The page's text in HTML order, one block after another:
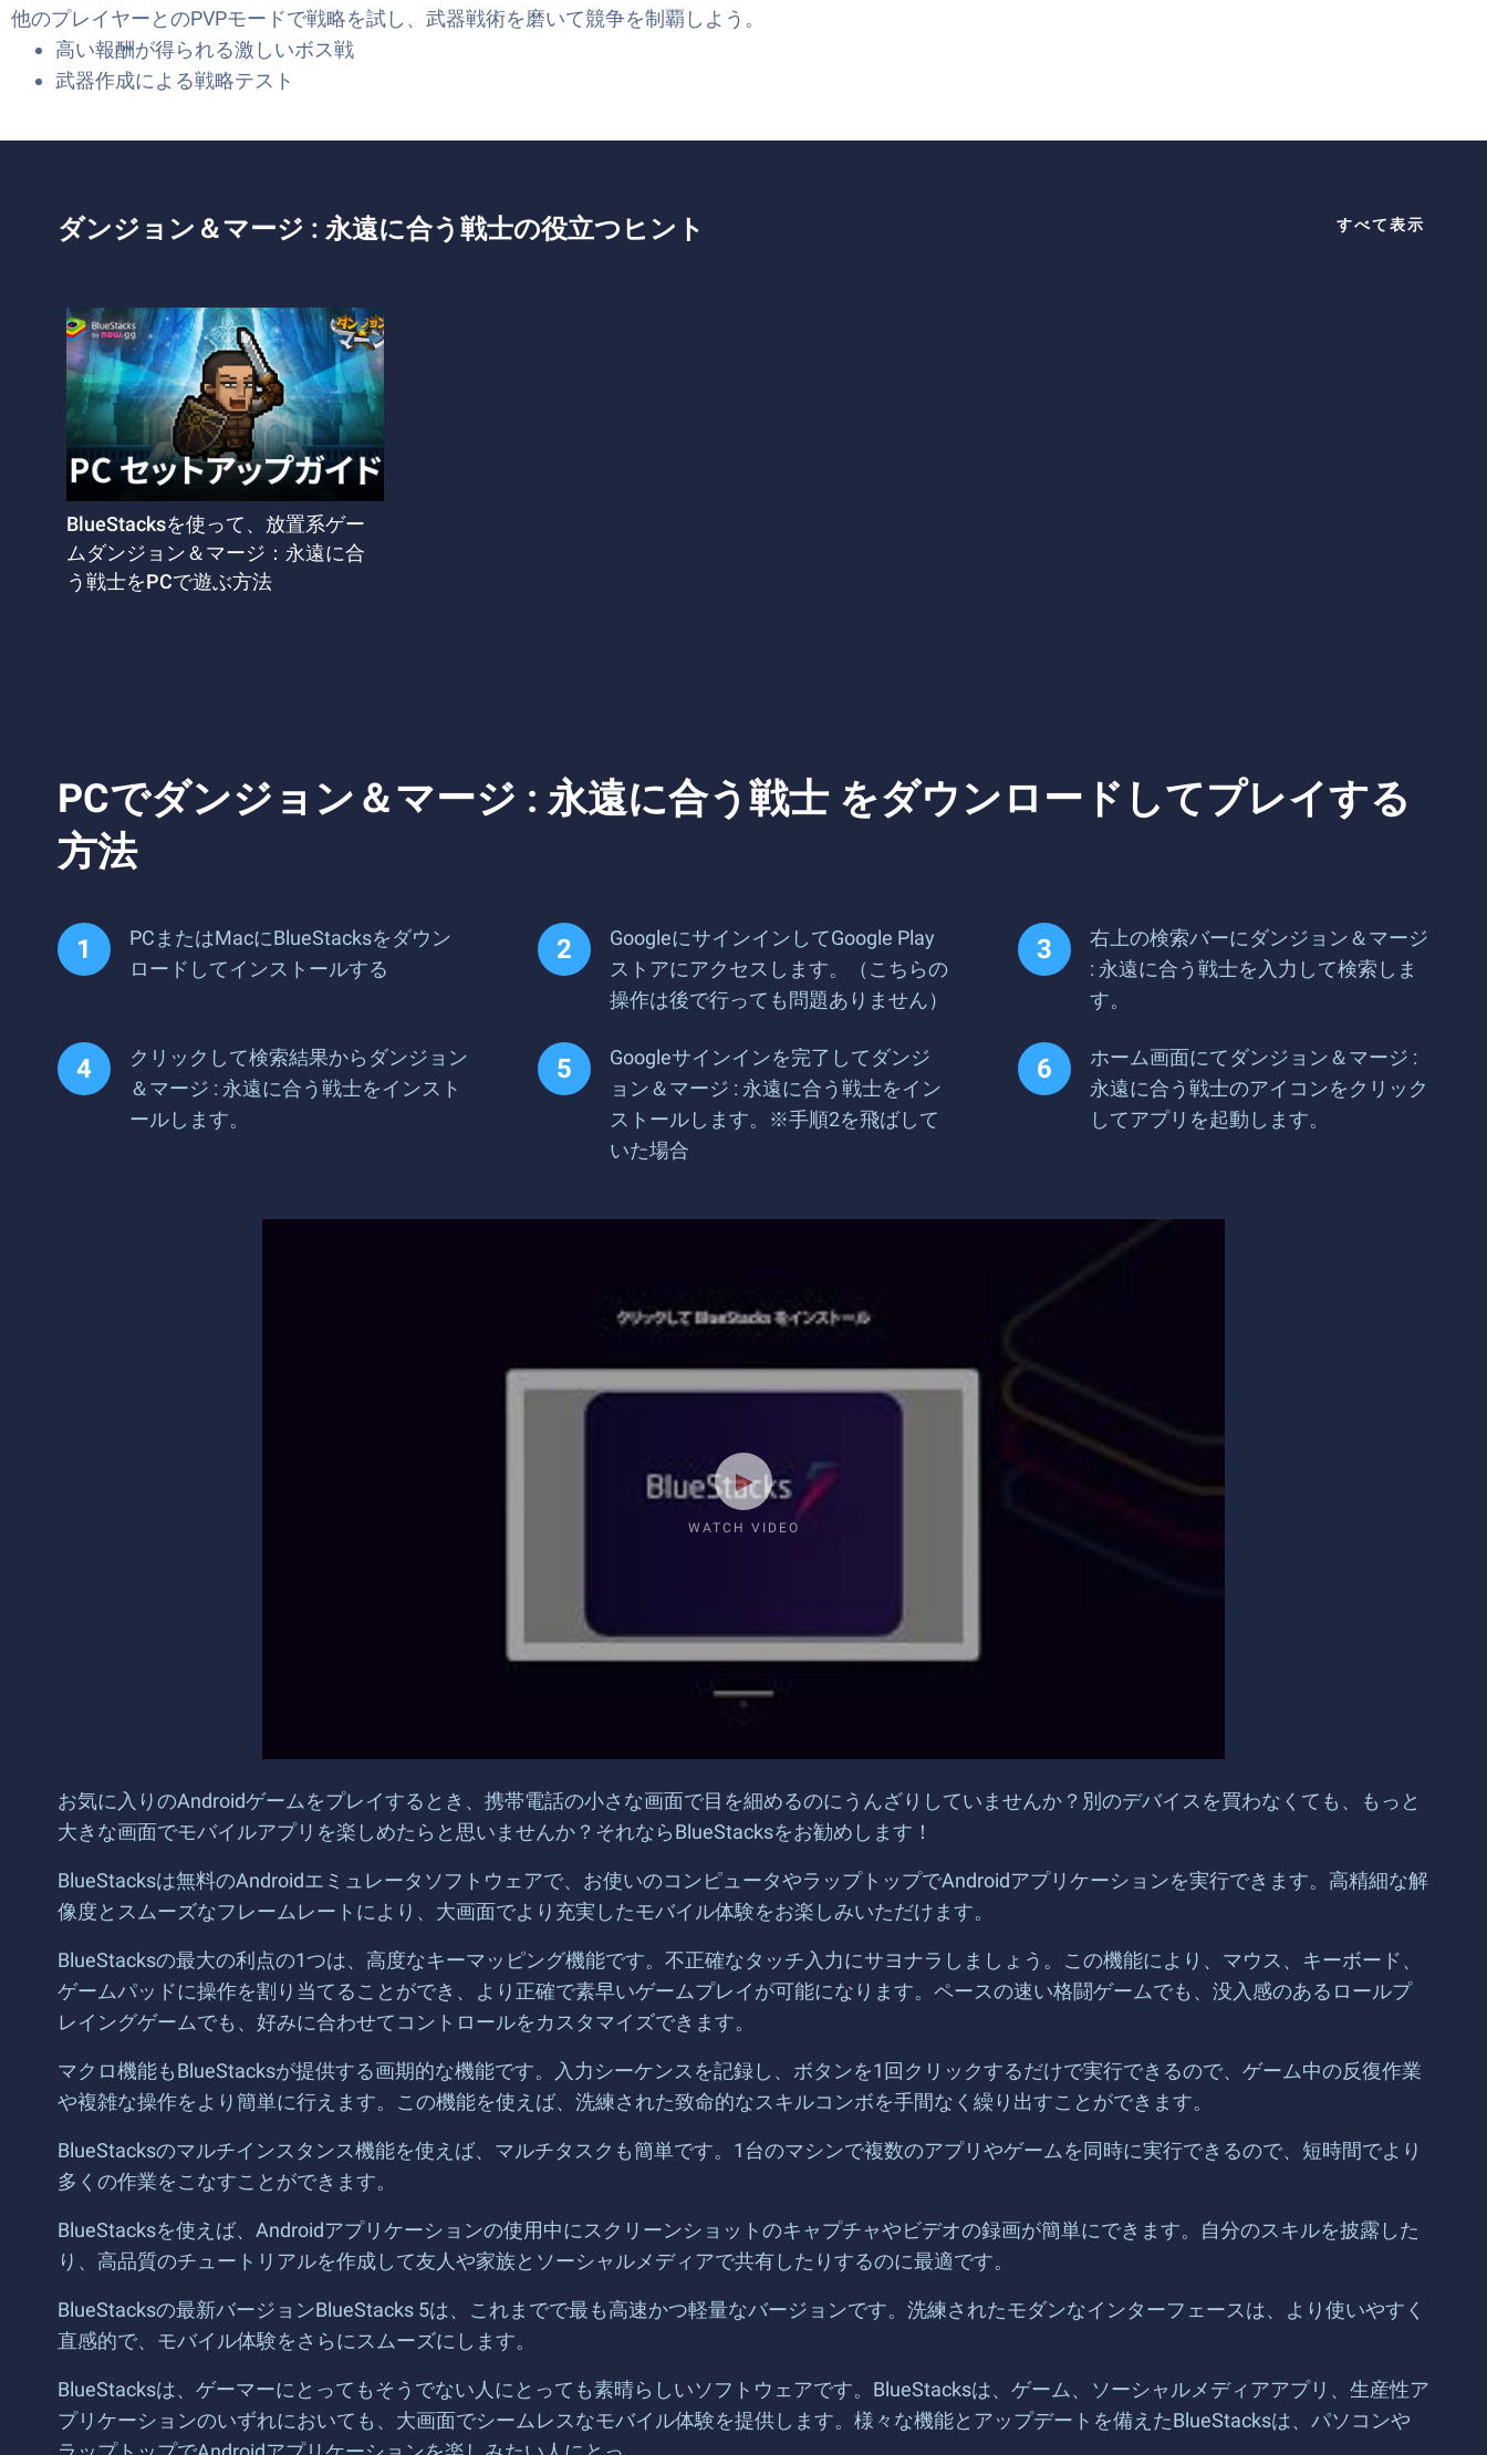
他のプレイヤーとのPVPモードで戦略を試し、武器戦術を磨いて競争を制覇しよう。
高い報酬が得られる激しいボス戦
武器作成による戦略テスト
ダンジョン＆マージ : 永遠に合う戦士の役立つヒント すべて表示
BlueStacksを使って、放置系ゲー
ムダンジョン＆マージ：永遠に合
う戦士をPCで遊ぶ方法
PCでダンジョン＆マージ : 永遠に合う戦士 をダウンロードしてプレイする
方法
PCまたはMacにBlueStacksをダウン
ロードしてインストールする
GoogleにサインインしてGoogle Play
ストアにアクセスします。（こちらの
操作は後で行っても問題ありません）
右上の検索バーにダンジョン＆マージ
: 永遠に合う戦士を入力して検索しま
す。
クリックして検索結果からダンジョン
＆マージ : 永遠に合う戦士をインスト
ールします。
Googleサインインを完了してダンジ
ョン＆マージ : 永遠に合う戦士をイン
ストールします。※手順2を飛ばして
いた場合
ホーム画面にてダンジョン＆マージ :
永遠に合う戦士のアイコンをクリック
してアプリを起動します。
WATCH VIDEO
お気に入りのAndroidゲームをプレイするとき、携帯電話の小さな画面で目を細めるのにうんざりしていませんか？別のデバイスを買わなくても、もっと
大きな画面でモバイルアプリを楽しめたらと思いませんか？それならBlueStacksをお勧めします！
BlueStacksは無料のAndroidエミュレータソフトウェアで、お使いのコンピュータやラップトップでAndroidアプリケーションを実行できます。高精細な解
像度とスムーズなフレームレートにより、大画面でより充実したモバイル体験をお楽しみいただけます。
BlueStacksの最大の利点の1つは、高度なキーマッピング機能です。不正確なタッチ入力にサヨナラしましょう。この機能により、マウス、キーボード、
ゲームパッドに操作を割り当てることができ、より正確で素早いゲームプレイが可能になります。ペースの速い格闘ゲームでも、没入感のあるロールプ
レイングゲームでも、好みに合わせてコントロールをカスタマイズできます。
マクロ機能もBlueStacksが提供する画期的な機能です。入力シーケンスを記録し、ボタンを1回クリックするだけで実行できるので、ゲーム中の反復作業
や複雑な操作をより簡単に行えます。この機能を使えば、洗練された致命的なスキルコンボを手間なく繰り出すことができます。
BlueStacksのマルチインスタンス機能を使えば、マルチタスクも簡単です。1台のマシンで複数のアプリやゲームを同時に実行できるので、短時間でより
多くの作業をこなすことができます。
BlueStacksを使えば、Androidアプリケーションの使用中にスクリーンショットのキャプチャやビデオの録画が簡単にできます。自分のスキルを披露した
り、高品質のチュートリアルを作成して友人や家族とソーシャルメディアで共有したりするのに最適です。
BlueStacksの最新バージョンBlueStacks 5は、これまでで最も高速かつ軽量なバージョンです。洗練されたモダンなインターフェースは、より使いやすく
直感的で、モバイル体験をさらにスムーズにします。
BlueStacksは、ゲーマーにとってもそうでない人にとっても素晴らしいソフトウェアです。BlueStacksは、ゲーム、ソーシャルメディアアプリ、生産性ア
プリケーションのいずれにおいても、大画面でシームレスなモバイル体験を提供します。様々な機能とアップデートを備えたBlueStacksは、パソコンや